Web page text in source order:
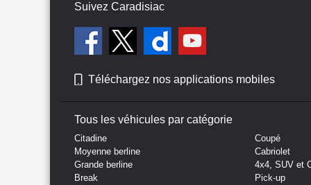
Suivez Caradisiac
Téléchargez nos applications mobiles
Tous les véhicules par catégorie
Citadine
Moyenne berline
Grande berline
Break
Coupé
Cabriolet
4x4, SUV et
Pick-up